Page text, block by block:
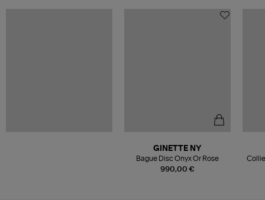
990,00 €
GINETTE NY
Bague Disc Onyx Or Rose